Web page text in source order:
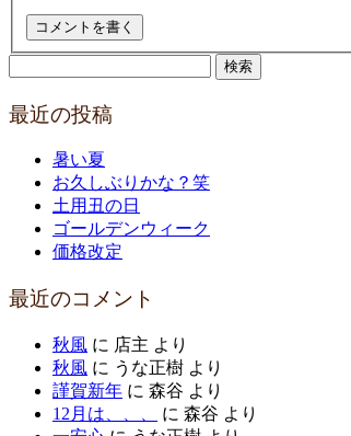
最近の投稿
暑い夏
お久しぶりかな？笑
土用丑の日
ゴールデンウィーク
価格改定
最近のコメント
秋風 に 店主 より
秋風 に うな正樹 より
謹賀新年 に 森谷 より
12月は、、、
に 森谷 より